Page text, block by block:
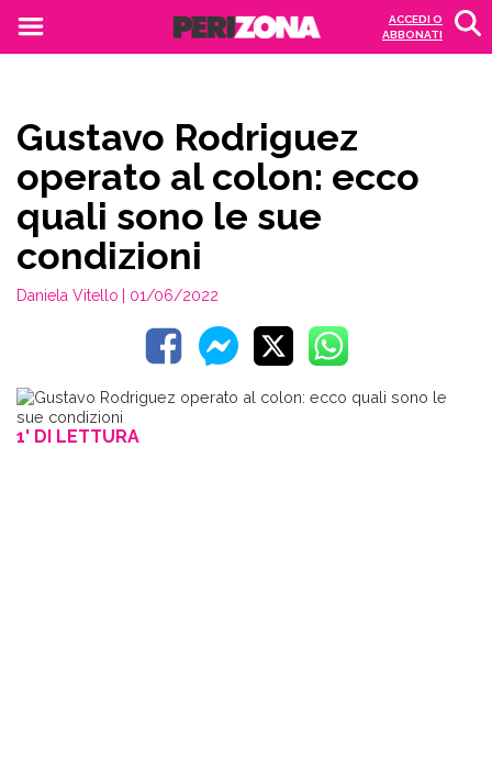
ACCEDI O
ABBONATI
Gustavo Rodriguez
operato al colon: ecco
quali sono le sue
condizioni
Daniela Vitello | 01/06/2022
1' DI LETTURA